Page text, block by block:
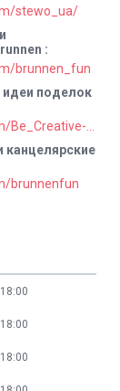
stewo_ua/
brunnen_fun
поделок
канцелярские
brunnenfun
18:00
18:00
18:00